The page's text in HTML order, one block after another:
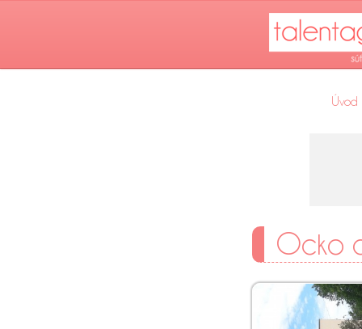
Úvod
Ocko